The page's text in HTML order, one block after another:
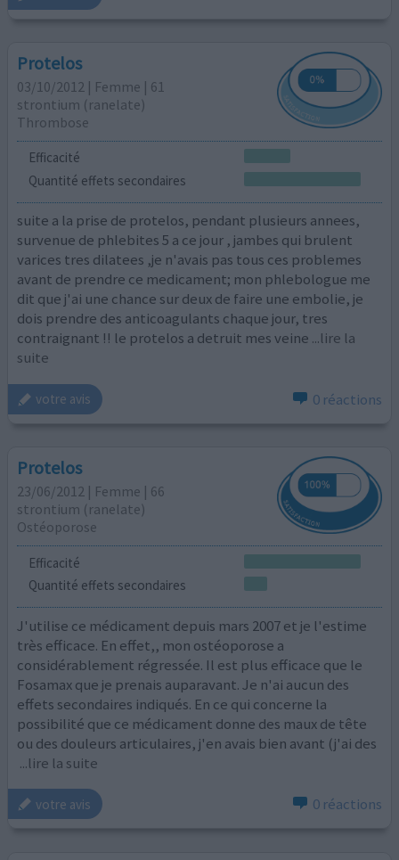
Protelos
03/10/2012 | Femme | 61
strontium (ranelate)
Thrombose
Efficacité
Quantité effets secondaires
suite a la prise de protelos, pendant plusieurs annees,
survenue de phlebites 5 a ce jour , jambes qui brulent
varices tres dilatees ,je n'avais pas tous ces problemes
avant de prendre ce medicament; mon phlebologue me
dit que j'ai une chance sur deux de faire une embolie, je
dois prendre des anticoagulants chaque jour, tres
contraignant !! le protelos a detruit mes veine ...lire la
suite
votre avis 0 réactions
Protelos
23/06/2012 | Femme | 66
strontium (ranelate)
Ostéoporose
Efficacité
Quantité effets secondaires
J'utilise ce médicament depuis mars 2007 et je l'estime
très efficace. En effet,, mon ostéoporose a
considérablement régressée. Il est plus efficace que le
Fosamax que je prenais auparavant. Je n'ai aucun des
effets secondaires indiqués. En ce qui concerne la
possibilité que ce médicament donne des maux de tête
ou des douleurs articulaires, j'en avais bien avant (j'ai des
...lire la suite
votre avis 0 réactions